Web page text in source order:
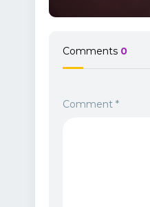
Comments 0
Comment *